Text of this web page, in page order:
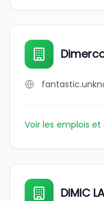
Voir les emplois et
DIMIC